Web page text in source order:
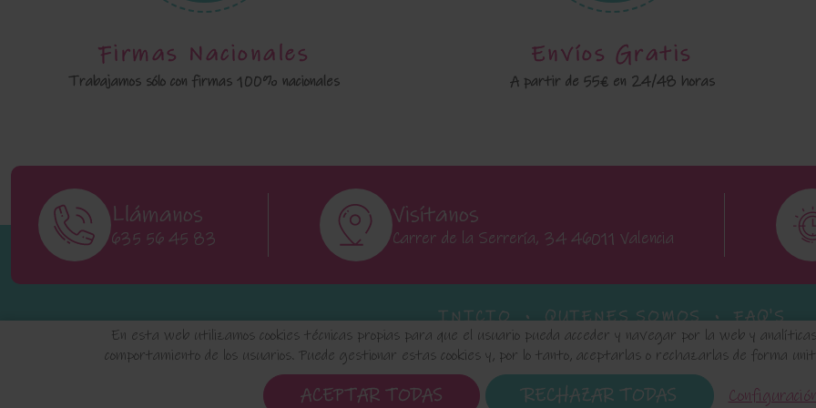
Firmas Nacionales
Trabajamos sólo con firmas 100% nacionales
Envíos Gratis
A partir de 55€ en 24/48 horas
En esta web utilizamos cookies técnicas propias para que el usuario pueda acceder y navegar por la web y
comportamiento de los usuarios. Puede gestionar estas cookies y, por lo tanto, aceptarlas o rechazarlas de forma
ACEPTAR TODAS RECHAZAR TODAS Configuración
Llámanos
635 56 45 83
Visítanos
Carrer de la Serrería, 34 46011 Valencia
INICIO QUIENES SOMOS FAQ'S
Aviso Legal Política de Privacidad de Datos Política de Cookies Configuración de
elositodeclaudia.com
© 2024 - Diseño de esta tienda virtual hecho